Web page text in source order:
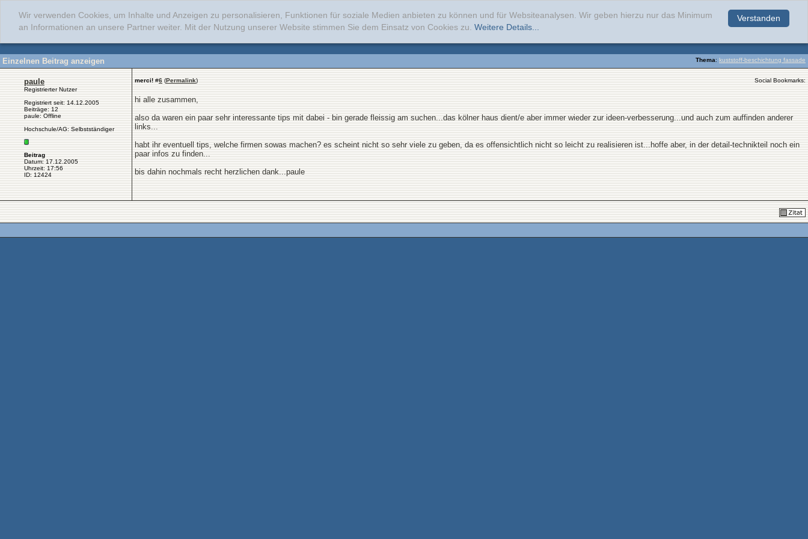
Verstanden
Wir verwenden Cookies, um Inhalte und Anzeigen zu personalisieren, Funktionen für soziale Medien anbieten zu können und für Websiteanalysen. Wir geben hierzu nur das Minimum
an Informationen an unsere Partner weiter. Mit der Nutzung unserer Website stimmen Sie dem Einsatz von Cookies zu. Weitere Details...
Thema: kuststoff-beschichtung fassade
Einzelnen Beitrag anzeigen
paule
Registrierter Nutzer
Registriert seit: 14.12.2005
Beiträge: 12
paule: Offline
Hochschule/AG: Selbstständiger
Beitrag
Datum: 17.12.2005
Uhrzeit: 17:56
ID: 12424
merci! #6 (Permalink) Social Bookmarks:
hi alle zusammen,
also da waren ein paar sehr interessante tips mit dabei - bin gerade fleissig am suchen...das kölner haus dient/e aber immer wieder zur ideen-verbesserung...und auch zum auffinden anderer
links...
habt ihr eventuell tips, welche firmen sowas machen? es scheint nicht so sehr viele zu geben, da es offensichtlich nicht so leicht zu realisieren ist...hoffe aber, in der detail-technikteil noch ein
paar infos zu finden...
bis dahin nochmals recht herzlichen dank...paule